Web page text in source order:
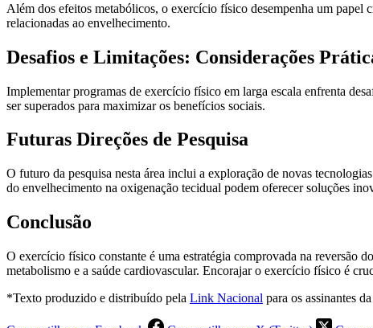
Além dos efeitos metabólicos, o exercício físico desempenha um papel
relacionadas ao envelhecimento.
Desafios e Limitações: Considerações
Implementar programas de exercício físico em larga escala enfrenta
ser superados para maximizar os benefícios sociais.
Futuras Direções de Pesquisa
O futuro da pesquisa nesta área inclui a exploração de novas
do envelhecimento na oxigenação tecidual podem oferecer soluções
Conclusão
O exercício físico constante é uma estratégia comprovada na reversão
metabolismo e a saúde cardiovascular. Encorajar o exercício físico é
*Texto produzido e distribuído pela Link Nacional para os assinantes